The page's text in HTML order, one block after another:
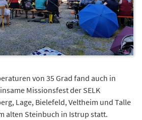
von 35 Grad fand auch in
Missionsfest der SELK
Lage, Bielefeld, Veltheim und Talle
alten Steinbuch in Istrup statt.